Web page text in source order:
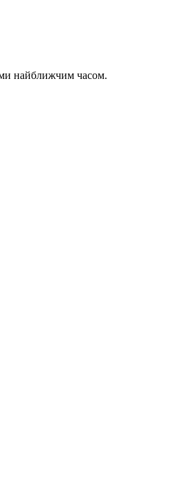
найближчим часом.